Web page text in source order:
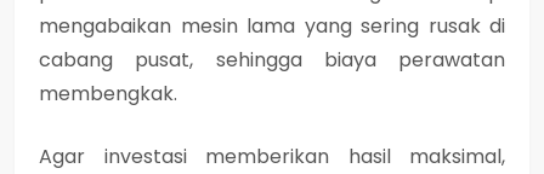
mengabaikan mesin lama yang sering rusak di
cabang pusat, sehingga biaya perawatan
membengkak.
Agar investasi memberikan hasil maksimal,